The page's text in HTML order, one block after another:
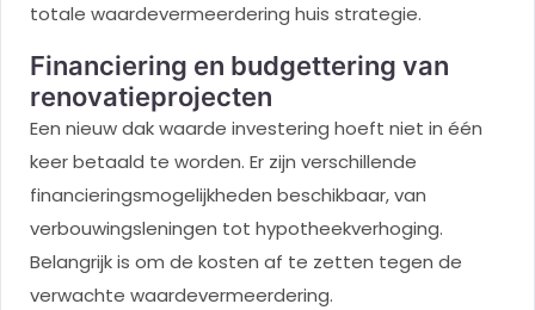
totale waardevermeerdering huis strategie.
Financiering en budgettering van
renovatieprojecten
Een nieuw dak waarde investering hoeft niet in één
keer betaald te worden. Er zijn verschillende
financieringsmogelijkheden beschikbaar, van
verbouwingsleningen tot hypotheekverhoging.
Belangrijk is om de kosten af te zetten tegen de
verwachte waardevermeerdering.